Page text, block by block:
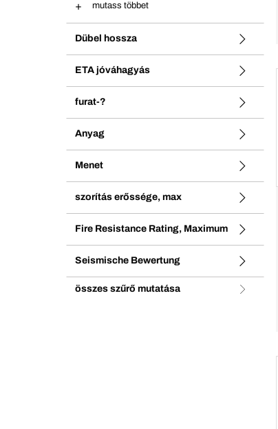
mutass többet
Dübel hossza
ETA jóváhagyás
furat-?
Anyag
Menet
szorítás erőssége, max
Fire Resistance Rating, Maximum
Seismische Bewertung
összes szűrő mutatása